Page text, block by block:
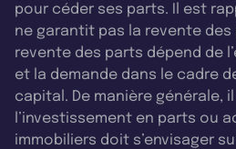
pour céder ses parts. Il est
ne garantit pas la revente des
revente des parts dépend de
et la demande dans le cadre
capital. De manière générale,
l’investissement en parts ou
immobiliers doit s’envisager